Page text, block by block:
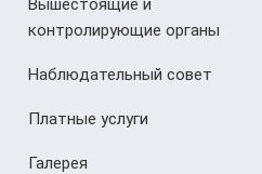
Вышестоящие и
контролирующие органы
Наблюдательный совет
Платные услуги
Галерея